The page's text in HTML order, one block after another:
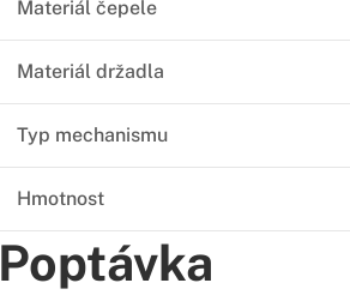
Materiál čepele
Materiál držadla
Typ mechanismu
Hmotnost
Poptávka